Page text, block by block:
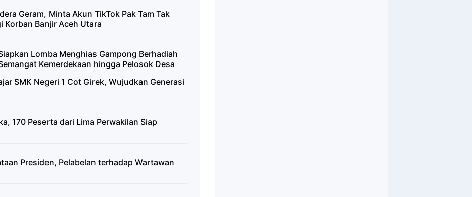
Geram, Minta Akun TikTok Pak Tam Tak
Korban Banjir Aceh Utara
Lomba Menghias Gampong Berhadiah
Kemerdekaan hingga Pelosok Desa
SMK Negeri 1 Cot Girek, Wujudkan Generasi
170 Peserta dari Lima Perwakilan Siap
Presiden, Pelabelan terhadap Wartawan